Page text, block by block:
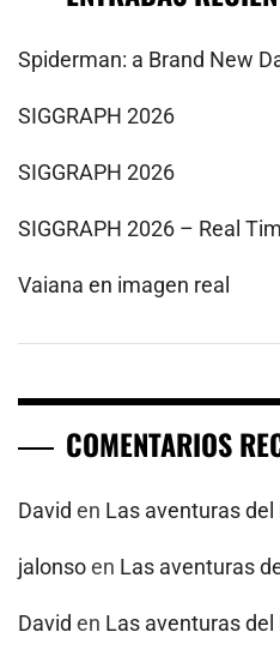
Spiderman: a Brand New
SIGGRAPH 2026
SIGGRAPH 2026
SIGGRAPH 2026 – Real
Vaiana en imagen real
COMENTARIOS
David en Las aventuras del
jalonsoen Las aventuras
David en Las aventuras del